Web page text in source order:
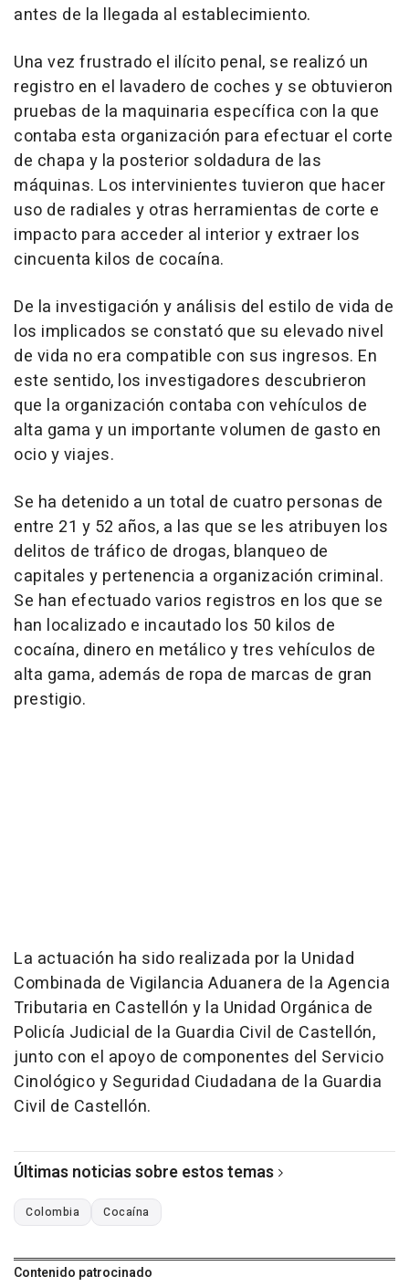
antes de la llegada al establecimiento.
Una vez frustrado el ilícito penal, se realizó un
registro en el lavadero de coches y se obtuvieron
pruebas de la maquinaria específica con la que
contaba esta organización para efectuar el corte
de chapa y la posterior soldadura de las
máquinas. Los intervinientes tuvieron que hacer
uso de radiales y otras herramientas de corte e
impacto para acceder al interior y extraer los
cincuenta kilos de cocaína.
De la investigación y análisis del estilo de vida de
los implicados se constató que su elevado nivel
de vida no era compatible con sus ingresos. En
este sentido, los investigadores descubrieron
que la organización contaba con vehículos de
alta gama y un importante volumen de gasto en
ocio y viajes.
Se ha detenido a un total de cuatro personas de
entre 21 y 52 años, a las que se les atribuyen los
delitos de tráfico de drogas, blanqueo de
capitales y pertenencia a organización criminal.
Se han efectuado varios registros en los que se
han localizado e incautado los 50 kilos de
cocaína, dinero en metálico y tres vehículos de
alta gama, además de ropa de marcas de gran
prestigio.
La actuación ha sido realizada por la Unidad
Combinada de Vigilancia Aduanera de la Agencia
Tributaria en Castellón y la Unidad Orgánica de
Policía Judicial de la Guardia Civil de Castellón,
junto con el apoyo de componentes del Servicio
Cinológico y Seguridad Ciudadana de la Guardia
Civil de Castellón.
Últimas noticias sobre estos temas
Colombia Cocaína
Contenido patrocinado